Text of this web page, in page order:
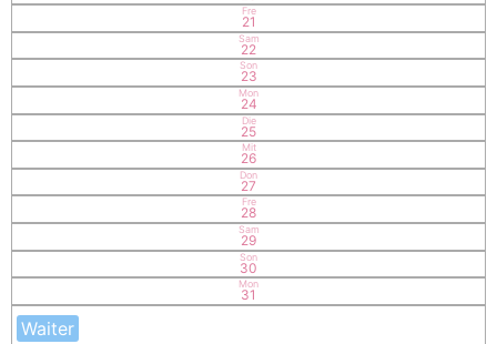
Fre
21
Sam
22
Son
23
Mon
24
Die
25
Mit
26
Don
27
Fre
28
Sam
29
Son
30
Mon
31
Waiter